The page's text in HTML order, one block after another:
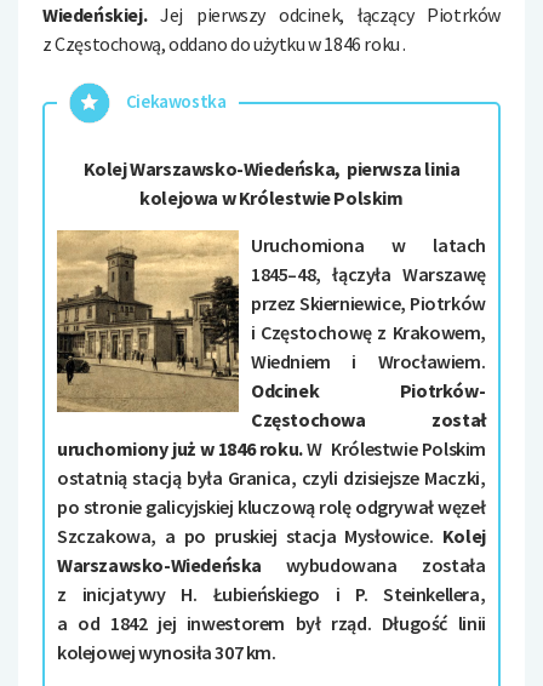
Wiedeńskiej.Jej pierwszy odcinek, łączący Piotrków
z Częstochową, oddano do użytku w 1846 roku .
Ciekawostka
Kolej Warszawsko-Wiedeńska, pierwsza linia
kolejowa w Królestwie Polskim
Uruchomiona w latach
1845–48, łączyła Warszawę
przez Skierniewice, Piotrków
i Częstochowę z Krakowem,
Wiedniem i Wrocławiem.
Odcinek Piotrków-
Częstochowa został
uruchomiony już w 1846 roku.W Królestwie Polskim
ostatnią stacją była Granica, czyli dzisiejsze Maczki,
po stronie galicyjskiej kluczową rolę odgrywał węzeł
Szczakowa, a po pruskiej stacja Mysłowice. Kolej
Warszawsko-Wiedeńska wybudowana została
z inicjatywy H. Łubieńskiego i P. Steinkellera,
a od 1842 jej inwestorem był rząd. Długość linii
kolejowej wynosiła 307 km.